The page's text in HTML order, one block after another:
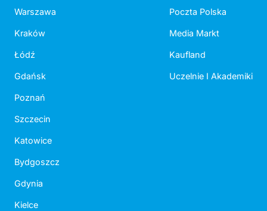
Warszawa
Kraków
Łódź
Gdańsk
Poznań
Szczecin
Katowice
Bydgoszcz
Gdynia
Kielce
Poczta Polska
Media Markt
Kaufland
Uczelnie I Akademiki